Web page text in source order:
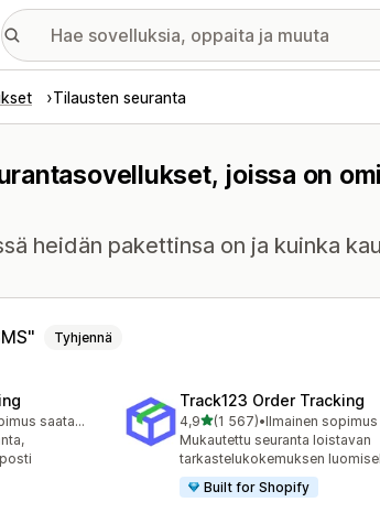
Tilausten seuranta
joissa on
heidän pakettinsa on ja kuinka
Tyhjennä
Ilmainen sopimus saatavilla
Track123 Order Tracking
4,9/ 5 tähteä
(1 567)
1567 arvostelua yhteensä
•
Mukautettu seuranta loistavan
tarkastelukokemuksen
Built for Shopify